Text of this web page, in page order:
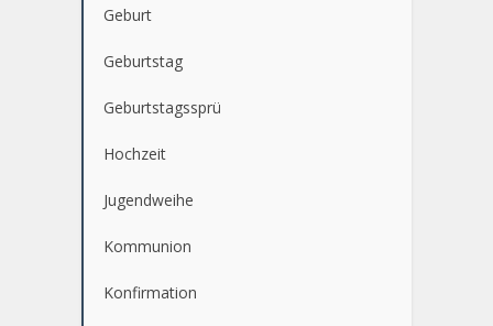
Geburt
Geburtstag
Geburtstagssprü
Hochzeit
Jugendweihe
Kommunion
Konfirmation